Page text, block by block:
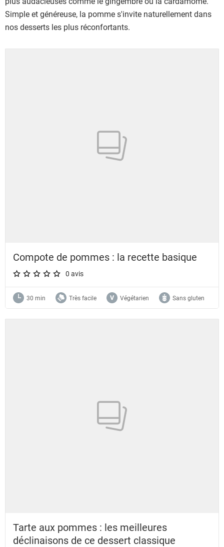
Simple et généreuse, la pomme s'invite naturellement dans
nos desserts les plus réconfortants.
Compote de pommes : la recette basique
A star rating of 0 out of 5.
0 avis
30 min Très facile Végétarien Sans gluten
Tarte aux pommes : les meilleures
déclinaisons de ce dessert classique